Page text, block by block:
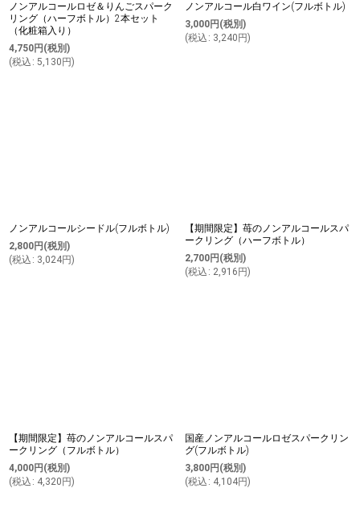
ノンアルコールロゼ＆りんごスパーク
リング（ハーフボトル）2本セット
（化粧箱入り）
4,750円 (税別)
(税込 : 5,130 円)
ノンアルコール白ワイン(フルボトル)
3,000円 (税別)
(税込 : 3,240 円)
ノンアルコールシードル(フルボトル)
2,800円 (税別)
(税込 : 3,024円)
【期間限定】苺のノンアルコールスパ
ークリング（ハーフボトル）
2,700円 (税別)
(税込 : 2,916 円)
【期間限定】苺のノンアルコールスパ
ークリング（フルボトル）
4,000円 (税別)
(税込 : 4,320 円)
国産ノンアルコールロゼスパークリン
グ(フルボトル)
3,800円 (税別)
(税込 : 4,104円)